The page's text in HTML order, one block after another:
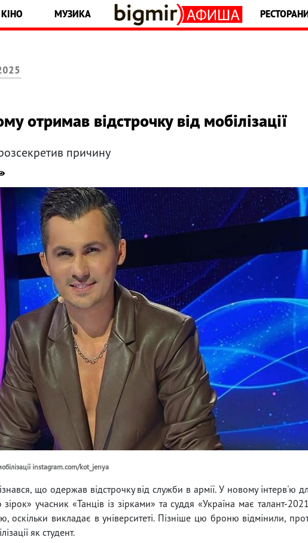
КІНО МУЗИКА
отримав відстрочку від мобілізації
причину
instagram.com/kot_jenya
що одержав відстрочку від служби в армії. У новому інтерв'ю
учасник «Танців із зірками» та суддя «Україна має талант-
оскільки викладає в університеті. Пізніше цю броню відмінили,
як студент.